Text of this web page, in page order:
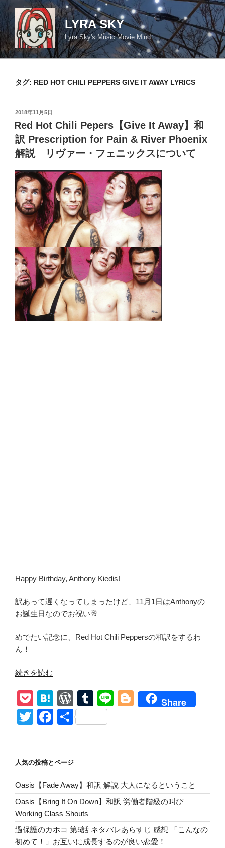
コ
ン
テ
ン
ツ
LYRA SKY
Lyra Sky's Music Movie Mind
タグ: RED HOT CHILI PEPPERS GIVE IT AWAY LYRICS
投
稿
日:
2018年11月5日
Red Hot Chili Pepers【Give It Away】和
訳 Prescription for Pain & River Phoenix
解説 リヴァー・フェニックスについて
Happy Birthday, Anthony Kiedis!
訳あって遅くなってしまったけど、11月1日はAnthonyの
お誕生日なのでお祝い🥂
めでたい記念に、Red Hot Chili Peppersの和訳をするわ
ん！
“Red
Chili
Pepers【Give
Prescription
for
Pain
&
River
Phoenix
解
続きを読む
P
o
ck
H
at
e
a
W
or
d
e
ss
T
u
m
Li
Bl
Share
T
er
F
e
b
o
o
k
共
人気の投稿とページ
Oasis【Fade Away】和訳 解説 大人になるということ
Oasis【Bring It On Down】和訳 労働者階級の叫び
Working Class Shouts
過保護のカホコ 第5話 ネタバレあらすじ 感想 「こんなの
初めて！」お互いに成長するのが良い恋愛！